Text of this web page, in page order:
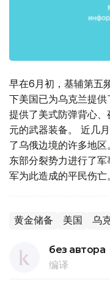
早在6月初，基辅第五
下美国已为乌克兰提
提供了美式防弹背心
元的武器装备。 近几
了乌俄边境的许多地
东部分裂势力进行了
军为此造成的平民伤亡。
黄金储备 美国 乌
без автора
编译